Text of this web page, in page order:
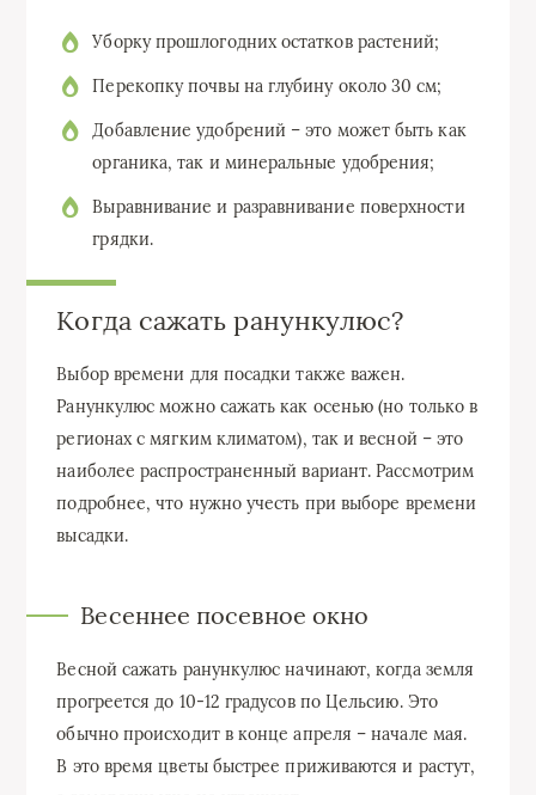
Уборку прошлогодних остатков растений;
Перекопку почвы на глубину около 30 см;
Добавление удобрений – это может быть как
органика, так и минеральные удобрения;
Выравнивание и разравнивание поверхности
грядки.
Когда сажать ранункулюс?
Выбор времени для посадки также важен.
Ранункулюс можно сажать как осенью (но только в
регионах с мягким климатом), так и весной – это
наиболее распространенный вариант. Рассмотрим
подробнее, что нужно учесть при выборе времени
высадки.
Весеннее посевное окно
Весной сажать ранункулюс начинают, когда земля
прогреется до 10-12 градусов по Цельсию. Это
обычно происходит в конце апреля – начале мая.
В это время цветы быстрее приживаются и растут,